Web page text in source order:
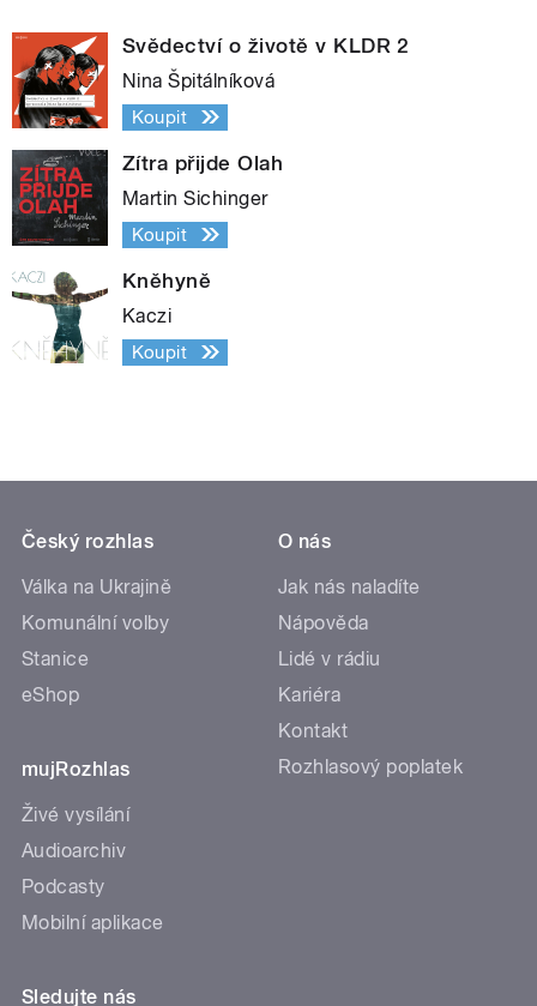
Svědectví o životě v KLDR 2
Nina Špitálníková
Koupit
Zítra přijde Olah
Martin Sichinger
Koupit
Kněhyně
Kaczi
Koupit
Český rozhlas
Válka na Ukrajině
Komunální volby
Stanice
eShop
mujRozhlas
Živé vysílání
Audioarchiv
Podcasty
Mobilní aplikace
O nás
Jak nás naladíte
Nápověda
Lidé v rádiu
Kariéra
Kontakt
Rozhlasový poplatek
Sledujte nás